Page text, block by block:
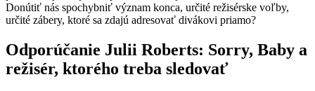
Donútiť nás spochybniť význam konca, určité režisérske voľby,
určité zábery, ktoré sa zdajú adresovať divákovi priamo?
Odporúčanie Julii Roberts: Sorry, Baby a
režisér, ktorého treba sledovať